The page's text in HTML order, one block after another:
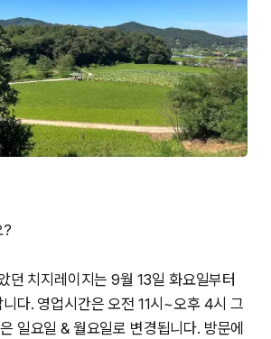
?
던 치지레이지는 9월 13일 화요일부터
다. 영업시간은 오전 11시~오후 4시 그
일요일 & 월요일로 변경됩니다. 방문에